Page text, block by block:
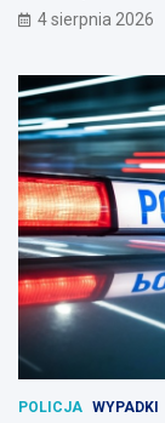
4 sierpnia 2026
POLICJA WYPADKI